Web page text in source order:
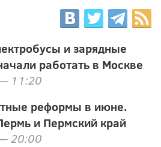
и зарядные
работать в Москве
11:20
реформы в июне.
и Пермский край
20:00